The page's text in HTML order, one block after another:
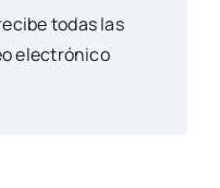
todas las
electrónico